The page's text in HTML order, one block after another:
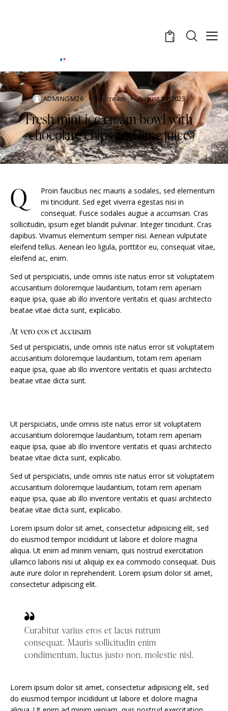
0
ADMINGM26 Ice cream August 14, 2023
Fresh mint ice cream bowl with
chocolate chips and lime juice
Q
Proin faucibus nec mauris a sodales, sed elementum
mi tincidunt. Sed eget viverra egestas nisi in
consequat. Fusce sodales augue a accumsan. Cras
sollicitudin, ipsum eget blandit pulvinar. Integer tincidunt. Cras
dapibus. Vivamus elementum semper nisi. Aenean vulputate
eleifend tellus. Aenean leo ligula, porttitor eu, consequat vitae,
eleifend ac, enim.
Sed ut perspiciatis, unde omnis iste natus error sit voluptatem
accusantium doloremque laudantium, totam rem aperiam
eaque ipsa, quae ab illo inventore veritatis et quasi architecto
beatae vitae dicta sunt, explicabo.
At vero eos et accusam
Sed ut perspiciatis, unde omnis iste natus error sit voluptatem
accusantium doloremque laudantium, totam rem aperiam
eaque ipsa, quae ab illo inventore veritatis et quasi architecto
beatae vitae dicta sunt.
Ut perspiciatis, unde omnis iste natus error sit voluptatem
accusantium doloremque laudantium, totam rem aperiam
eaque ipsa, quae ab illo inventore veritatis et quasi architecto
beatae vitae dicta sunt, explicabo.
Sed ut perspiciatis, unde omnis iste natus error sit voluptatem
accusantium doloremque laudantium, totam rem aperiam
eaque ipsa, quae ab illo inventore veritatis et quasi architecto
beatae vitae dicta sunt, explicabo.
Lorem ipsum dolor sit amet, consectetur adipisicing elit, sed
do eiusmod tempor incididunt ut labore et dolore magna
aliqua. Ut enim ad minim veniam, quis nostrud exercitation
ullamco laboris nisi ut aliquip ex ea commodo consequat. Duis
aute irure dolor in reprehenderit. Lorem ipsum dolor sit amet,
consectetur adipiscing elit.
Curabitur varius eros et lacus rutrum
consequat. Mauris sollicitudin enim
condimentum, luctus justo non, molestie nisl.
Lorem ipsum dolor sit amet, consectetur adipisicing elit, sed
do eiusmod tempor incididunt ut labore et dolore magna